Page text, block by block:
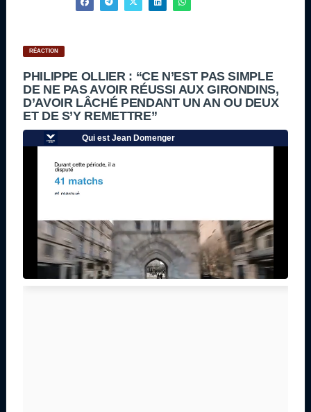
RÉACTION
PHILIPPE OLLIER : “CE N’EST PAS SIMPLE
DE NE PAS AVOIR RÉUSSI AUX GIRONDINS,
D’AVOIR LÂCHÉ PENDANT UN AN OU DEUX
ET DE S’Y REMETTRE”